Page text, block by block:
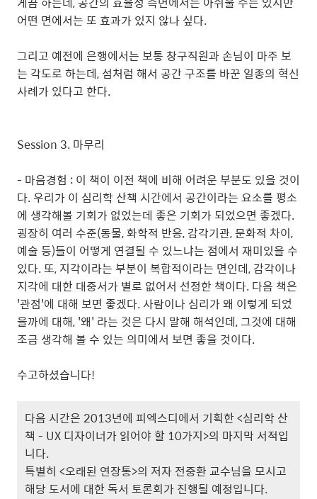
어떤 면에서는 또 효과가 있지 않나 싶다.
그리고 예전에 은행에서는 보통 창구직원과 손님이 마주 보
는 각도로 하는데, 섬처럼 해서 공간 구조를 바꾼 일종의 혁신
사례가 있다고 한다.
Session 3. 마무리
- 마음경험 : 이 책이 이전 책에 비해 어려운 부분도 있을 것이
다. 우리가 이 심리학 산책 시간에서 공간이라는 요소를 평소
에 생각해볼 기회가 없었는데 좋은 기회가 되었으면 좋겠다.
굉장히 여러 수준(동물, 화학적 반응, 감각기관, 문화적 차이,
예술 등)들이 어떻게 연결될 수 있느냐는 점에서 재미있을 수
있다. 또, 지각이라는 부분이 복합적이라는 면인데, 감각이나
지각에 대한 대중서가 별로 없어서 선정한 책이다. 다음 책은
'관점'에 대해 보면 좋겠다. 사람이나 심리가 왜 이렇게 되었
을까에 대해, '왜' 라는 것은 다시 말해 해석인데, 그것에 대해
조금 생각해 볼 수 있는 의미에서 보면 좋을 것이다.
수고하셨습니다!
다음 시간은 2013년에 피엑스디에서 기획한 <심리학 산
책 - UX 디자이너가 읽어야 할 10가지>의 마지막 서적입
니다.
특별히 <오래된 연장통>의 저자 전중환 교수님을 모시고
해당 도서에 대한 독서 토론회가 진행될 예정입니다.